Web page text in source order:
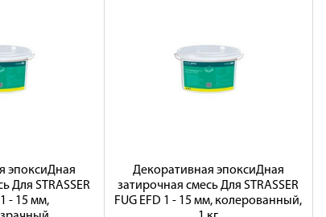
эпоксиДная
Для STRASSER
1 - 15 мм,
Декоративная эпоксиДная
затирочная смесь Для STRASSER
FUG EFD 1 - 15 мм, колерованный,